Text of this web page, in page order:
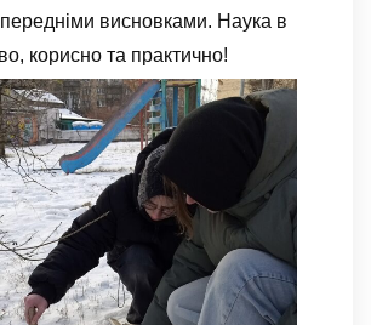
висновками. Наука в
корисно та практично!